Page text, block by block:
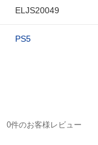
ELJS20049
PS5
0件のお客様レビュー